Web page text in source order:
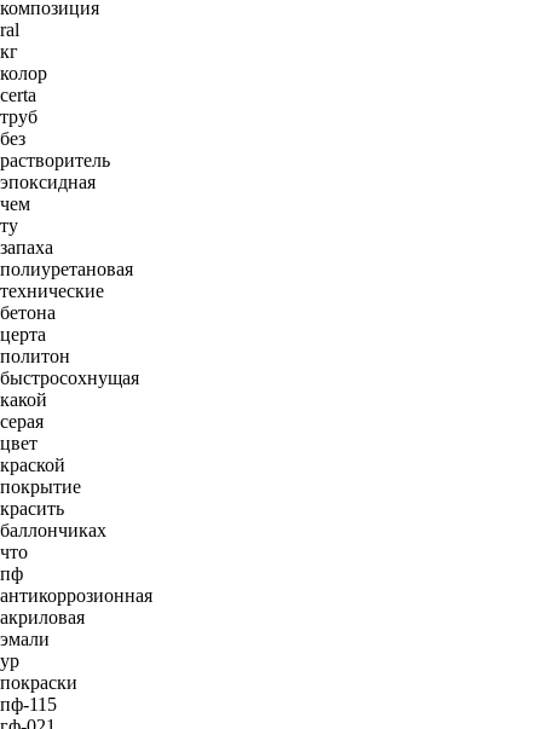
композиция
ral
кг
колор
certa
труб
без
растворитель
эпоксидная
чем
ту
запаха
полиуретановая
технические
бетона
церта
политон
быстросохнущая
какой
серая
цвет
краской
покрытие
красить
баллончиках
что
пф
антикоррозионная
акриловая
эмали
ур
покраски
пф-115